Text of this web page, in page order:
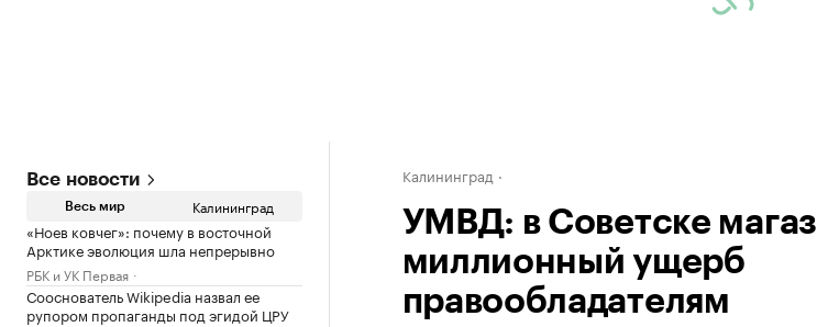
Все новости
Весь мир Калининград
«Ноев ковчег»: почему в восточной
Арктике эволюция шла непрерывно
РБК и УК Первая
Сооснователь Wikipedia назвал ее
рупором пропаганды под эгидой ЦРУ
Калининград
УМВД: в Советске
миллионный ущерб
правообладателям